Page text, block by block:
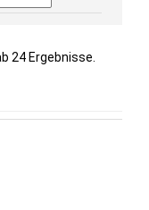
24 Ergebnisse.